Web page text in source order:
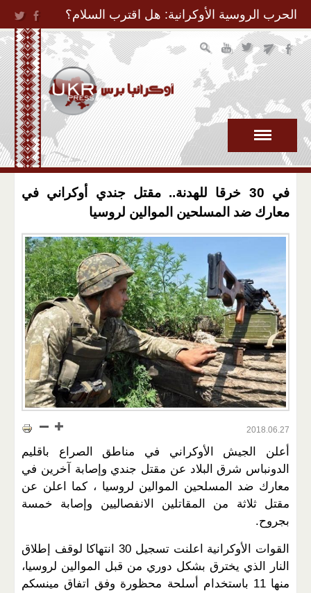
Jump to Navigation
الحرب الروسية الأوكرانية: هل اقترب السلام؟
في 30 خرقا للهدنة.. مقتل جندي أوكراني في
معارك ضد المسلحين الموالين لروسيا
2018.06.27
أعلن الجيش الأوكراني في مناطق الصراع باقليم
الدونباس شرق البلاد عن مقتل جندي وإصابة آخرين في
معارك ضد المسلحين الموالين لروسيا ، كما اعلن عن
مقتل ثلاثة من المقاتلين الانفصاليين وإصابة خمسة
بجروح.
القوات الأوكرانية اعلنت تسجيل 30 انتهاكا لوقف إطلاق
النار الذي يخترق بشكل دوري من قبل الموالين لروسيا،
منها 11 باستخدام أسلحة محظورة وفق اتفاق مينسكم